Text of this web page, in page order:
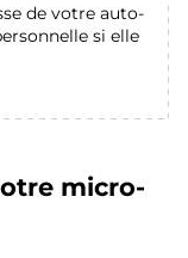
de votre auto-
si elle
micro-